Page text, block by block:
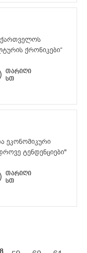
ქრონიკები“
თარიღი
სთ
ეკონომიკური
ტენდენციები"
თარიღი
სთ